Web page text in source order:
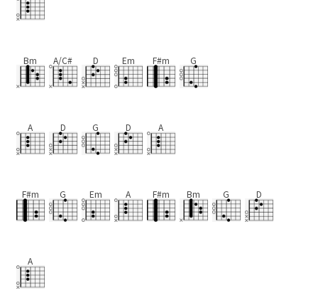
Bm A/C# D Em F#m G
A D G D A
F#m G Em A F#m Bm G D
A